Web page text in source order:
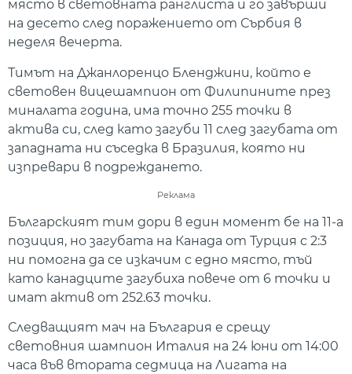
място в световната ранглиста и го завърши
на десето след поражението от Сърбия в
неделя вечерта.
Тимът на Джанлоренцо Бленджини, който е
световен вицешампион от Филипините през
миналата година, има точно 255 точки в
актива си, след като загуби 11 след загубата от
западната ни съседка в Бразилия, която ни
изпревари в подреждането.
Реклама
Българският тим дори в един момент бе на 11-а
позиция, но загубата на Канада от Турция с 2:3
ни помогна да се изкачим с едно място, тъй
като канадците загубиха повече от 6 точки и
имат актив от 252.63 точки.
Следващият мач на България е срещу
световния шампион Италия на 24 юни от 14:00
часа във втората седмица на Лигата на